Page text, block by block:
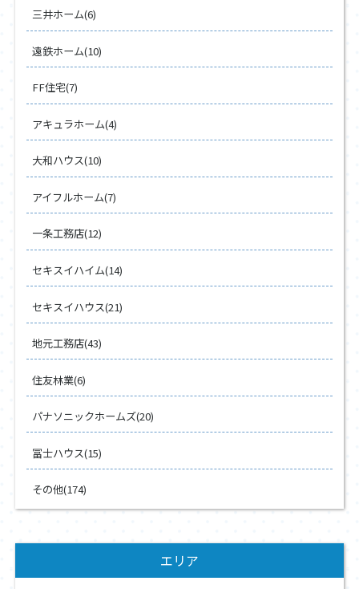
三井ホーム(6)
遠鉄ホーム(10)
FF住宅(7)
アキュラホーム(4)
大和ハウス(10)
アイフルホーム(7)
一条工務店(12)
セキスイハイム(14)
セキスイハウス(21)
地元工務店(43)
住友林業(6)
パナソニックホームズ(20)
冨士ハウス(15)
その他(174)
エリア